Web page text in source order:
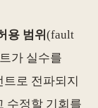
용 범위 (fault
가 실수를
로 전파되지
수정할 기회를